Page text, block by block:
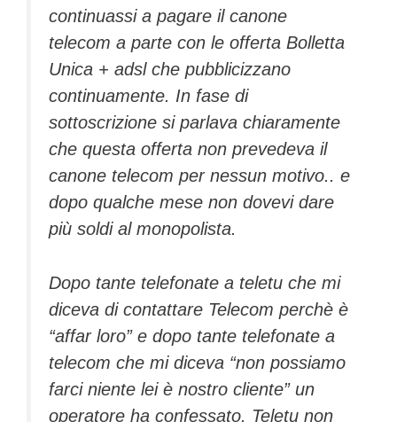
continuassi a pagare il canone
telecom a parte con le offerta Bolletta
Unica + adsl che pubblicizzano
continuamente. In fase di
sottoscrizione si parlava chiaramente
che questa offerta non prevedeva il
canone telecom per nessun motivo.. e
dopo qualche mese non dovevi dare
più soldi al monopolista.
Dopo tante telefonate a teletu che mi
diceva di contattare Telecom perchè è
“affar loro” e dopo tante telefonate a
telecom che mi diceva “non possiamo
farci niente lei è nostro cliente” un
operatore ha confessato. Teletu non